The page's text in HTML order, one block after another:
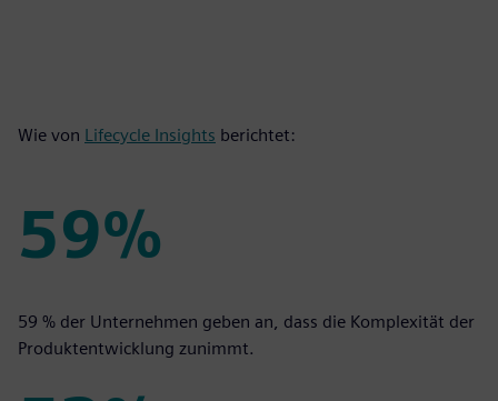
Wie von Lifecycle Insights berichtet:
59%
59 % der Unternehmen geben an, dass die Komplexität der
Produktentwicklung zunimmt.